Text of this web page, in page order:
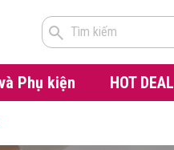
Tìm kiếm
Phụ kiện HOT DEAL